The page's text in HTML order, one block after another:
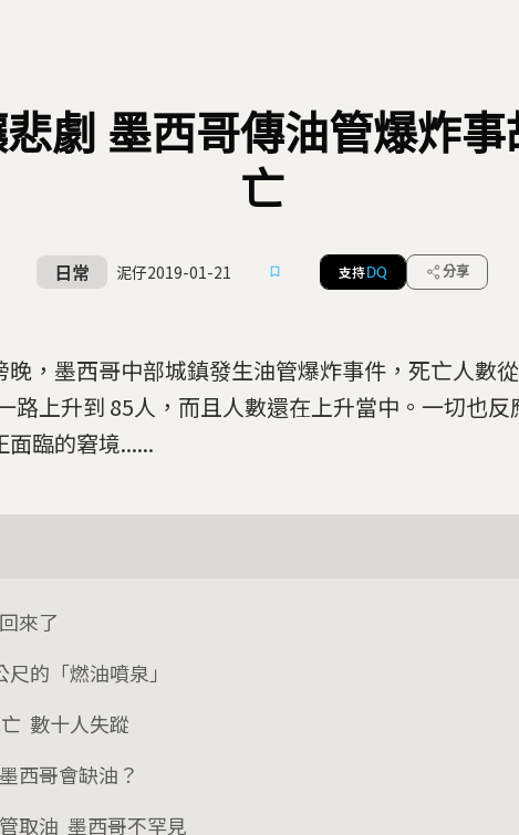
劇 墨西哥傳油管爆炸事
亡
日常 泥仔2019-01-21 支持 DQ 分享
晚，墨西哥中部城鎮發生油管爆炸事件，死亡人數
路上升到 85人，而且人數還在上升當中。一切也反
面臨的窘境......
來了
尺的「燃油噴泉」
數十人失蹤
西哥會缺油？
取油 墨西哥不罕見